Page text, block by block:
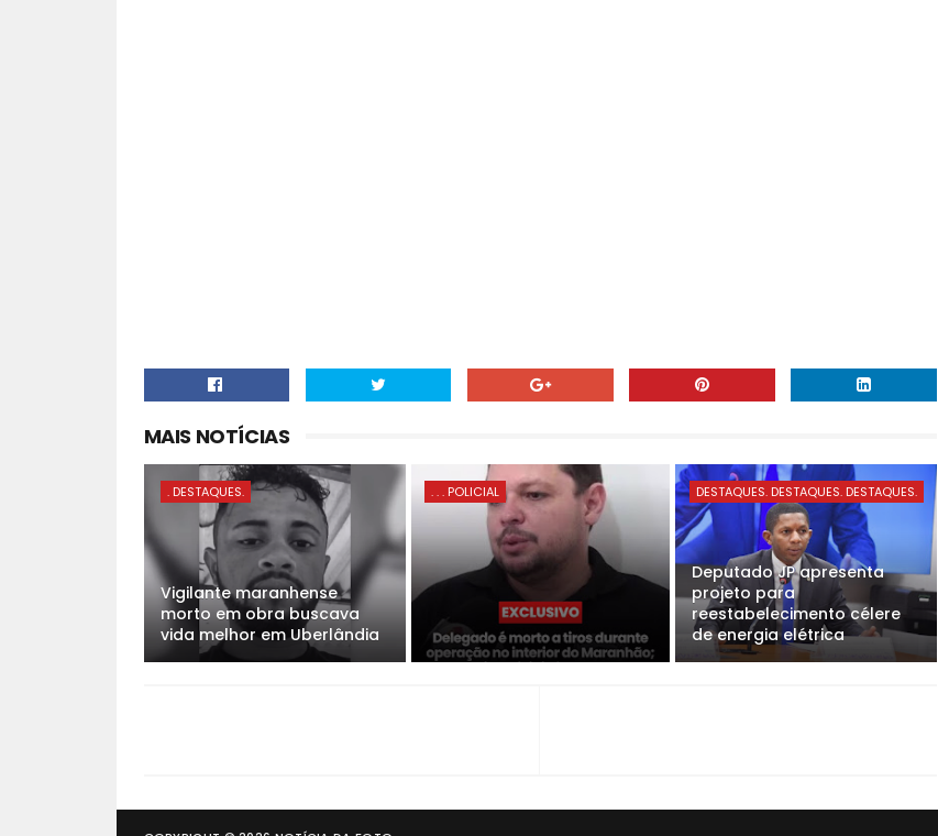
MAIS NOTÍCIAS
. DESTAQUES.
Vigilante maranhense
morto em obra buscava
vida melhor em Uberlândia
. . . POLICIAL DESTAQUES. DESTAQUES. DESTAQUES.
Deputado JP apresenta
projeto para
reestabelecimento célere
de energia elétrica